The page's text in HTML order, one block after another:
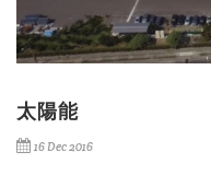
太陽能
16 Dec 2016